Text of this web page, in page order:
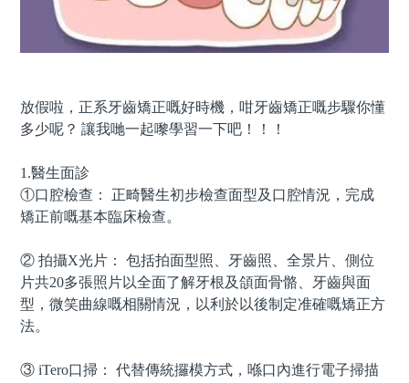
放假啦，正系牙齒矯正嘅好時機，咁牙齒矯正嘅步驟你懂
多少呢？ 讓我哋一起嚟學習一下吧！！！
1.醫生面診
①口腔檢查： 正畸醫生初步檢查面型及口腔情況，完成
矯正前嘅基本臨床檢查。
② 拍攝X光片： 包括拍面型照、牙齒照、全景片、側位
片共20多張照片以全面了解牙根及頜面骨骼、牙齒與面
型，微笑曲線嘅相關情況，以利於以後制定准確嘅矯正方
法。
③iTero口掃： 代替傳統攞模方式，喺口內進行電子掃描